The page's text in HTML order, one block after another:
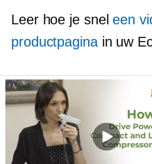
Leer hoe je sneleen
productpaginain uw